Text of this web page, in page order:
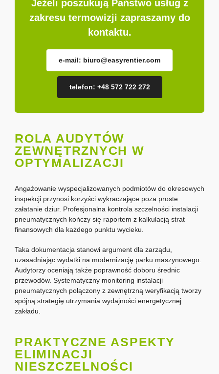
Jeżeli poszukują Państwo usług z
zakresu termowizji zapraszamy do
kontaktu.
e-mail: biuro@easyrentier.com
telefon: +48 572 722 272
ROLA AUDYTÓW
ZEWNĘTRZNYCH W
OPTYMALIZACJI
Angażowanie wyspecjalizowanych podmiotów do okresowych
inspekcji przynosi korzyści wykraczające poza proste
załatanie dziur. Profesjonalna kontrola szczelności instalacji
pneumatycznych kończy się raportem z kalkulacją strat
finansowych dla każdego punktu wycieku.
Taka dokumentacja stanowi argument dla zarządu,
uzasadniając wydatki na modernizację parku maszynowego.
Audytorzy oceniają także poprawność doboru średnic
przewodów. Systematyczny monitoring instalacji
pneumatycznych połączony z zewnętrzną weryfikacją tworzy
spójną strategię utrzymania wydajności energetycznej
zakładu.
PRAKTYCZNE ASPEKTY
ELIMINACJI
NIESZCZELNOŚCI